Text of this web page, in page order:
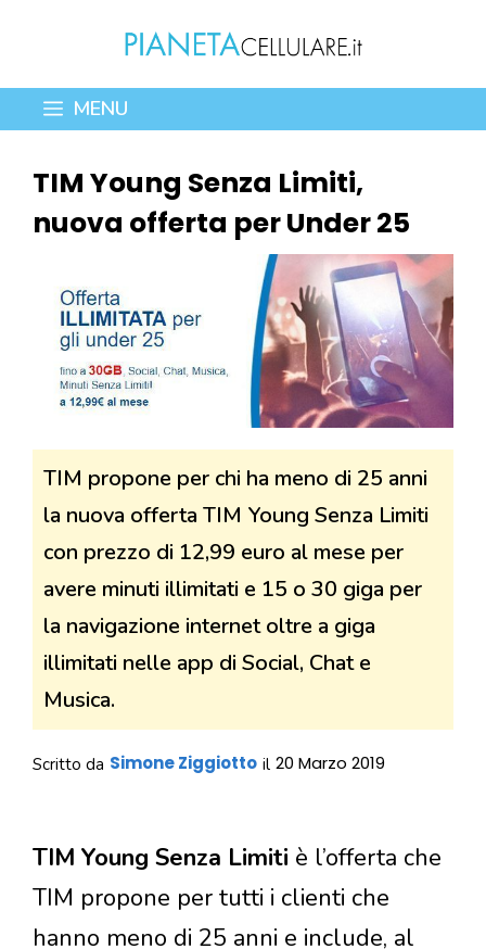
contenuto
MENU
TIM Young Senza Limiti,
nuova offerta per Under 25
TIM propone per chi ha meno di 25 anni
la nuova offerta TIM Young Senza Limiti
con prezzo di 12,99 euro al mese per
avere minuti illimitati e 15 o 30 giga per
la navigazione internet oltre a giga
illimitati nelle app di Social, Chat e
Musica.
Scritto da Simone Ziggiotto il 20 Marzo 2019
TIM Young Senza Limiti è l’offerta che
TIM propone per tutti i clienti che
hanno meno di 25 anni e include, al